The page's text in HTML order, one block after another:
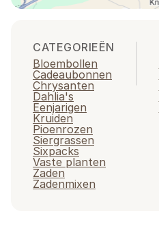
CATEGORIEËN
Bloembollen
Cadeaubonnen
Chrysanten
Dahlia's
Eenjarigen
Kruiden
Pioenrozen
Siergrassen
Sixpacks
Vaste planten
Zaden
Zadenmixen